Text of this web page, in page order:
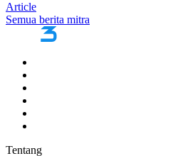
Article
Semua berita mitra
Tentang